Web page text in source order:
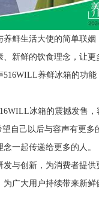
鲜生活大使的简单联姻
新鲜的饮食理念，让更
养鲜冰箱的功
冰箱的震撼发售，
自己以后与容声有更多
一起传递给更多的人。
与创新，为消费者提供
广大用户持续带来新鲜